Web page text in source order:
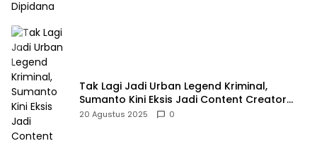
Tak Lagi Jadi Urban Legend Kriminal,
Sumanto Kini Eksis Jadi Content Creator
Mukbang
20 Agustus 2025 0